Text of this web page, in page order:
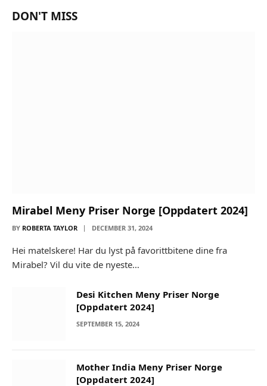
DON'T MISS
Mirabel Meny Priser Norge [Oppdatert 2024]
BY ROBERTA TAYLOR DECEMBER 31, 2024
Hei matelskere! Har du lyst på favorittbitene dine fra
Mirabel? Vil du vite de nyeste…
Desi Kitchen Meny Priser Norge
[Oppdatert 2024]
SEPTEMBER 15, 2024
Mother India Meny Priser Norge
[Oppdatert 2024]